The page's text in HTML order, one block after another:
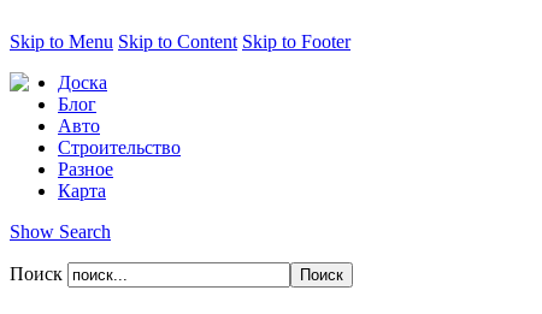
Skip to Menu Skip to Content Skip to Footer
Доска
Блог
Авто
Строительство
Разное
Карта
Show Search
Поиск